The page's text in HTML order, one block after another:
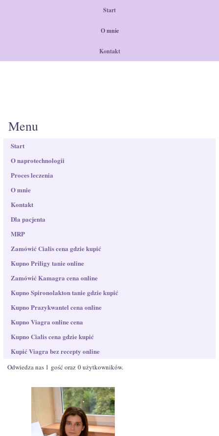
Start
O mnie
Kontakt
Menu
Start
O naprotechnologii
Proces leczenia
O mnie
Kontakt
Dla pacjenta
MRP
Zamówić Cialis cena gdzie kupić
Kupno Priligy tanie online
Zamówić Kamagra cena online
Kupno Spironolakton tanie gdzie kupić
Kupno Prazykwantel​ cena online
Kupno Viagra online cena
Kupno Cialis cena gdzie kupić
Kupić Viagra bez recepty online
Odwiedza nas 1 gość oraz 0 użytkowników.